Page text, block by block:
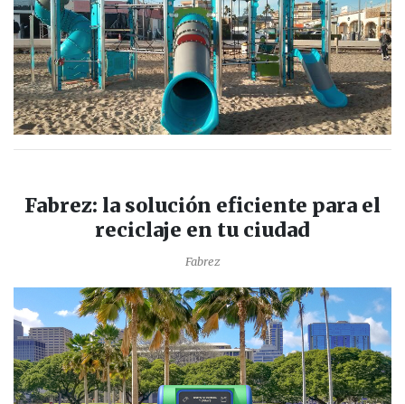
Fabrez: la solución eficiente para el
reciclaje en tu ciudad
Fabrez